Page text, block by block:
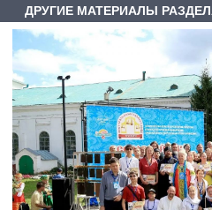
ДРУГИЕ МАТЕРИАЛЫ